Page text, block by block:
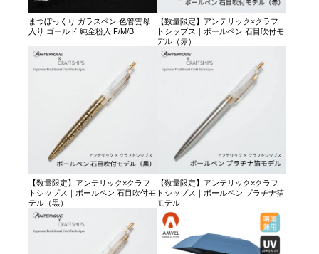
まつぼっくり ガラスペン 色管雲母
入り ゴールド 純金粉入 F/M/B
【数量限定】アンテリック×クラフ
トシップス｜ボールペン 石目吹付モ
デル（赤）
【数量限定】アンテリック×クラフ
トシップス｜ボールペン 石目吹付モ
デル（黒）
【数量限定】アンテリック×クラフ
トシップス｜ボールペン プラチナ箔
モデル